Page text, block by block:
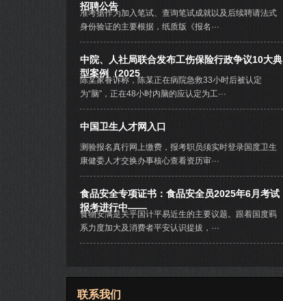
招聘公告
准考据作为加入笔试、查询笔试成就以及后续聘请法式
身份验证的主要根据，纸质版《报名···
中院、人社局联合发布工伤保险行政争议10大典
型案例（2025
陈某家眷诉称，陈某正在病院急救33小时后被认定
为“脑”，正在48小时内脑的应认定为工···
中国卫生人才网入口
测验报名真行网上缴费，报考职员须实时登录国度卫生
康健委人才交换办事核心查看资历审···
食品安全专项证书：食品安全员2025年6月考试
报考进行中——
食物安满是关乎国计平易近生的主要议题。跟着国度羁
系力度加大及消费者平安认识提拔，···
联系我们